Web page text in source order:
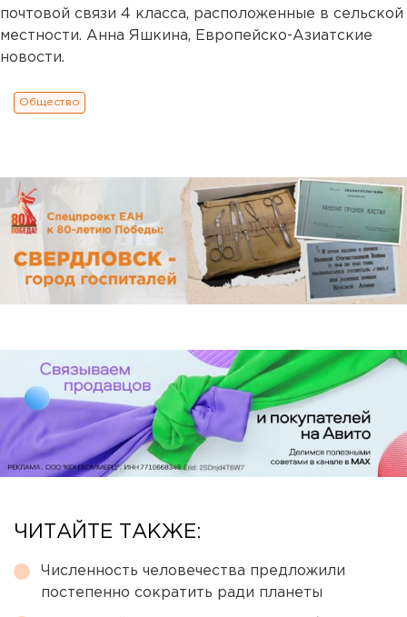
почтовой связи 4 класса, расположенные в сельской
местности. Анна Яшкина, Европейско-Азиатские
новости.
Общество
ЧИТАЙТЕ ТАКЖЕ:
Численность человечества предложили
постепенно сократить ради планеты